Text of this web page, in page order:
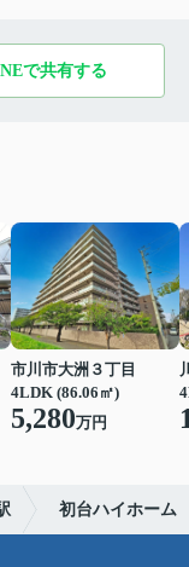
で共有する
市川市大洲３丁目
4LDK (86.06㎡)
5,280万円
初台ハイホーム